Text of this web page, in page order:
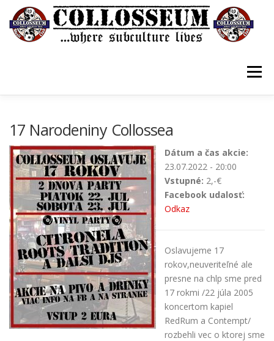
Prejsť
obsah
Menu
KONTAKTY GUESTBOOK GALÉRIA
17 Narodeniny Collossea
Dátum a čas akcie:
23.07.2022 - 20:00
Vstupné: 2,-€
Facebook udalosť:
Odkaz
Oslavujeme 17
rokov,neuveriteľné ale
presne na chlp sme pred
17 rokmi /22 júla 2005
koncertom kapiel
RedRum a Contempt/
rozbehli vec o ktorej sme